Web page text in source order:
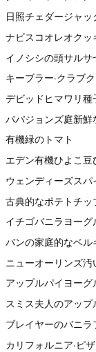
日照チェダージャ
ナビスコオレオクッ
イノシシの頭サルサ
キーブラー·クラブ
デビッドヒマワリ種
パパジョンズ庭新鮮
有機緑のトマト
エデン有機ひよこ豆
ウェンディーズス
古典的なポテトチッ
イチゴバニラヨーグ
バンの家庭的なベル
ニューオーリンズ汚
アップルパイヨーグ
スミス夫人のアップ
ブレイヤーのバニ
カリフォルニア·ピ